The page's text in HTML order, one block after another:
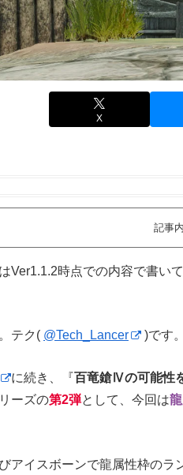
X
記事
Ver1.1.2時点での内容で書い
テク( @Tech_Lancer )です。
に続き、『百竜鎗Ⅳの可能性
ーズの第2弾として、今回は
アイスボーンで龍属性枠の